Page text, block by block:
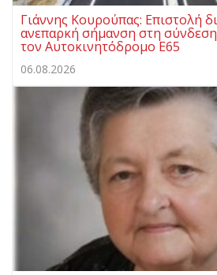
Γιάννης Κουρούπας: Επιστολή
ανεπαρκή σήμανση στη
τον Αυτοκινητόδρομο Ε65
06.08.2026